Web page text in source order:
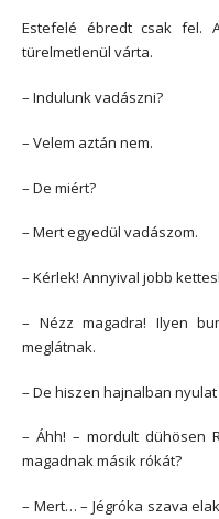
Estefelé ébredt csak fel.
türelmetlenül várta.
– Indulunk vadászni?
– Velem aztán nem.
– De miért?
– Mert egyedül vadászom.
– Kérlek! Annyival jobb
– Nézz magadra! Ilyen
meglátnak.
– De hiszen hajnalban
– Áhh! – mordult dühösen
magadnak másik rókát?
– Mert… – Jégróka szava